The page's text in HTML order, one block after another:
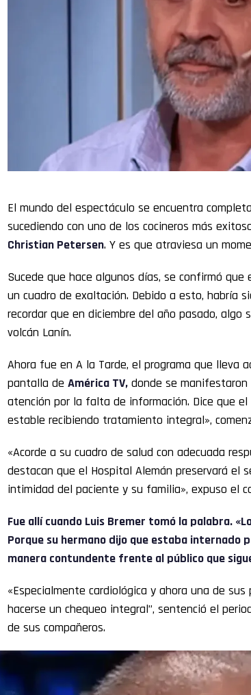
El mundo del espectáculo se encuentra
sucediendo con uno de los cocineros más
Christian Petersen. Y es que atraviesa un
Sucede que hace algunos días, se confirmó
un cuadro de exaltación. Debido a esto, habría
recordar que en diciembre del año pasado,
volcán Lanín.
Ahora fue en A la Tarde, el programa que lleva
pantalla de América TV, donde se
atención por la falta de información. Dice que
estable recibiendo tratamiento integral»,
«Acorde a su cuadro de salud con adecuada
destacan que el Hospital Alemán preservará el
intimidad del paciente y su familia», expuso el
Fue allí cuando Luis Bremer tomó la palabra.
Porque su hermano dijo que estaba internado
manera contundente frente al público que
«Especialmente cardiológica y ahora una de
hacerse un chequeo integral”, sentenció el
de sus compañeros.